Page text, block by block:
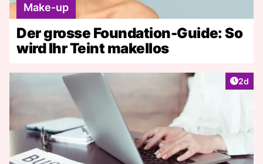
Make-up
Der grosse Foundation-Guide: So
wird Ihr Teint makellos
2d